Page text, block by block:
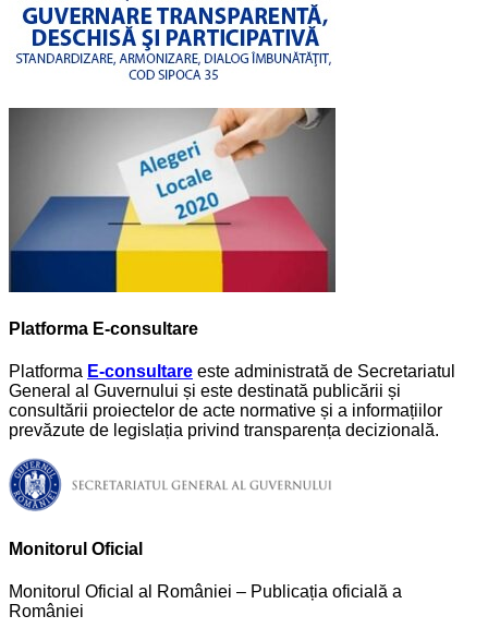
Platforma E-consultare
Platforma E-consultare este administrată de Secretariatul
General al Guvernului și este destinată publicării și
consultării proiectelor de acte normative și a informațiilor
prevăzute de legislația privind transparența decizională.
Monitorul Oficial
Monitorul Oficial al României – Publicația oficială a
României